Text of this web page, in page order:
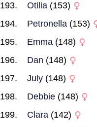
Otilia (153)
Petronella (153)
Emma (148)
Dan (148)
July (148)
Debbie (148)
Clara (142)